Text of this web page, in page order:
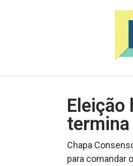
Eleição
Chapa
para comandar